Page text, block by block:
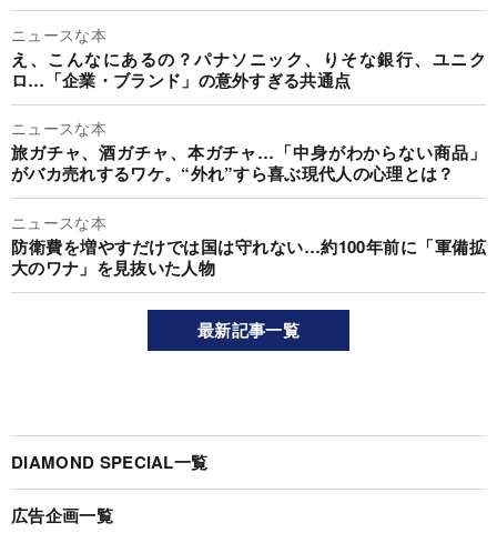
ニュースな本
え、こんなにあるの？パナソニック、りそな銀行、ユニク
ロ…「企業・ブランド」の意外すぎる共通点
ニュースな本
旅ガチャ、酒ガチャ、本ガチャ…「中身がわからない商品」
がバカ売れするワケ。“外れ”すら喜ぶ現代人の心理とは？
ニュースな本
防衛費を増やすだけでは国は守れない…約100年前に「軍備拡
大のワナ」を見抜いた人物
最新記事一覧
DIAMOND SPECIAL一覧
広告企画一覧